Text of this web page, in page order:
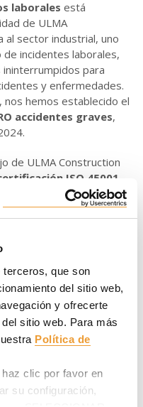
que son
del sitio web,
y ofrecerte
sitio web. Para más
Política de
clic por favor en
su configuración,
laborales está
de ULMA
al sector industrial, uno
incidentes laborales,
para
y enfermedades.
nos hemos establecido el
accidentes graves,
de ULMA Construction
ISO 45001
en nuestras sedes
corporativo de
respecto al año 2023.
de industria de la
fue de 66,45,
de compromiso y
de la prevención de
continua, desde 2010,
sede de Oñati es